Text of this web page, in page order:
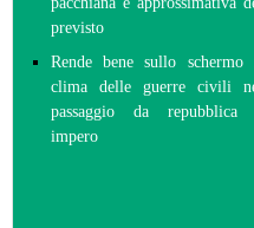
previsto
Rende bene sullo schermo
clima delle guerre civili
passaggio da repubblica
impero